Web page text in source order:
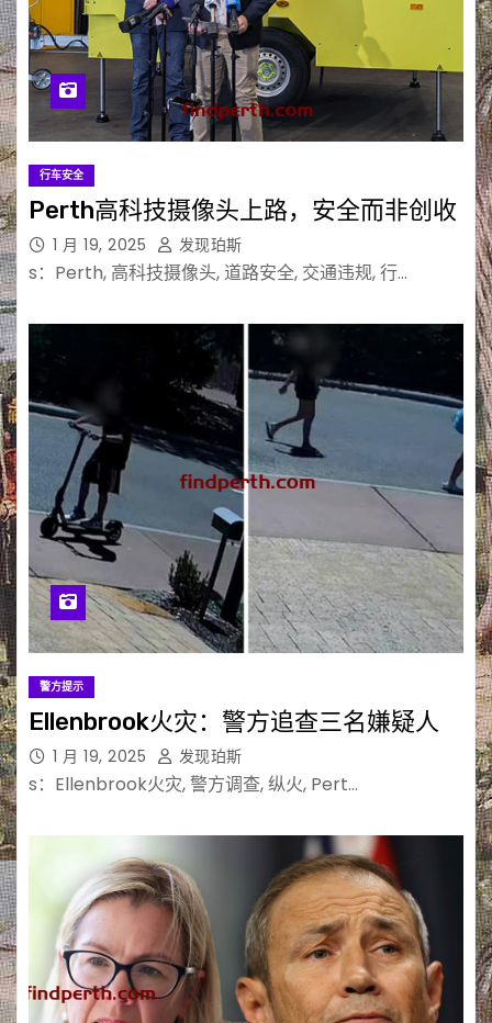
行车安全
Perth高科技摄像头上路，安全而非创收
1 月 19, 2025 发现珀斯
s：Perth, 高科技摄像头, 道路安全, 交通违规, 行…
警方提示
Ellenbrook火灾：警方追查三名嫌疑人
1 月 19, 2025 发现珀斯
s：Ellenbrook火灾, 警方调查, 纵火, Pert…